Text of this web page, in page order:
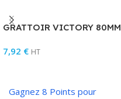
GRATTOIR VICTORY 80MM
7,92 € HT
Gagnez 8 Points pour